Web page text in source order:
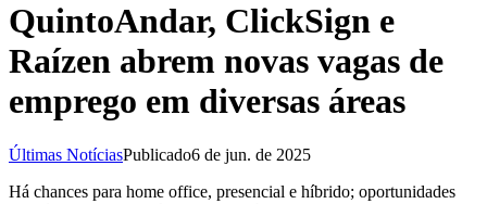
QuintoAndar, ClickSign e
Raízen abrem novas vagas de
emprego em diversas áreas
Últimas NotíciasPublicado6 de jun. de 2025
Há chances para home office, presencial e híbrido; oportunidades